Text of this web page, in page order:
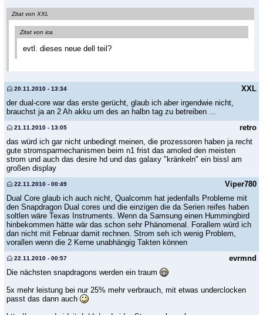
Zitat von XXL
Zitat von ica
evtl. dieses neue dell teil?
XXL
20.11.2010 - 13:34
der dual-core war das erste gerücht, glaub ich aber irgendwie nicht,
brauchst ja an 2 Ah akku um des an halbn tag zu betreiben ...
retro
21.11.2010 - 13:05
das würd ich gar nicht unbedingt meinen, die prozessoren haben ja recht
gute stromsparmechanismen beim n1 frist das amoled den meisten
strom und auch das desire hd und das galaxy "kränkeln" ein bissl am
großen display
Viper780
22.11.2010 - 00:49
Dual Core glaub ich auch nicht, Qualcomm hat jedenfalls Probleme mit
den Snapdragon Dual cores und die einzigen die da Serien reifes haben
soltlen wäre Texas Instruments. Wenn da Samsung einen Hummingbird
hinbekommen hätte wär das schon sehr Phänomenal. Forallem würd ich
dan nicht mit Februar damit rechnen. Strom seh ich wenig Problem,
vorallen wenn die 2 Kerne unabhängig Takten können
evrmnd
22.11.2010 - 00:57
Die nächsten snapdragons werden ein traum
5x mehr leistung bei nur 25% mehr verbrauch, mit etwas underclocken
passt das dann auch